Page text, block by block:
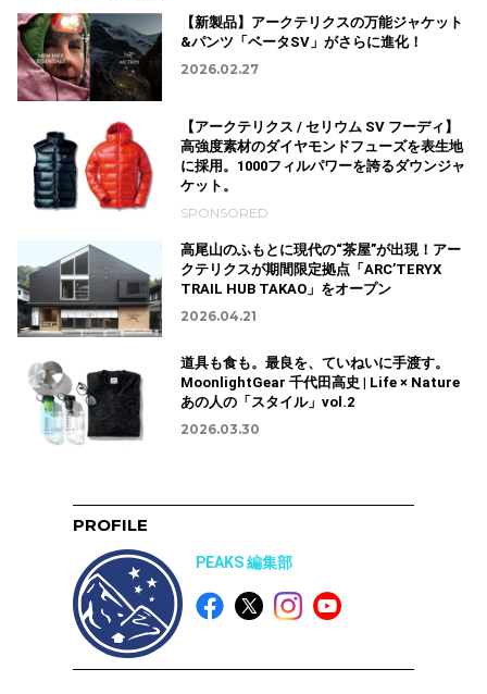
【新製品】アークテリクスの万能ジャケット
&パンツ「ベータSV」がさらに進化！
2026.02.27
【アークテリクス / セリウム SV フーディ】
高強度素材のダイヤモンドフューズを表生地
に採用。1000フィルパワーを誇るダウンジャ
ケット。
SPONSORED
高尾山のふもとに現代の“茶屋”が出現！アー
クテリクスが期間限定拠点「ARC’TERYX
TRAIL HUB TAKAO」をオープン
2026.04.21
道具も食も。最良を、ていねいに手渡す。
MoonlightGear 千代田高史 | Life × Nature
あの人の「スタイル」vol.2
2026.03.30
PROFILE
PEAKS 編集部